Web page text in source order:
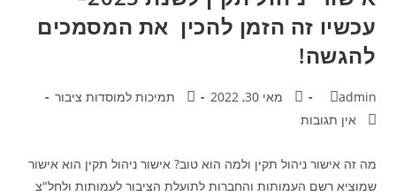
עכשיו זה הזמן להכין את המסמכים
להגשה!
admin מאי 30, 2022
תמיכות למוסדות ציבור
אין תגובות
מה זה אישור ניהול תקין ולמה הוא טוב? אישור ניהול תקין הוא אישור
שמוציא רשם העמותות והחברות לתועלת הציבור לעמותות ולחל"צ